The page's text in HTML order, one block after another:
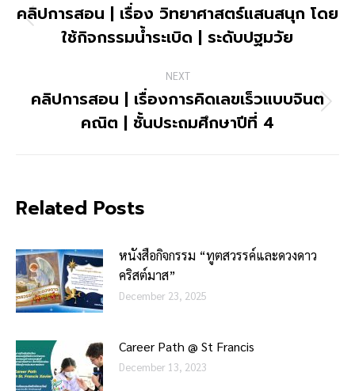
navigation
Previous
post:
คลิปการสอน | เรื่อง วิทยาศาสตร์แสนสนุก โดย
ใช้กิจกรรมน้ำระเบิด | ระดับปฐมวัย
NEXT
Next
post:
คลิปการสอน | เรื่องการคิดเลขเร็วแบบจินต
คณิต | ชั้นประถมศึกษาปีที่ 4
Related Posts
หนังสือกิจกรรม “ทูตสวรรค์และดวงดาว
คริสต์มาส”
December 23, 2025
Career Path @ St Francis
December 13, 2023